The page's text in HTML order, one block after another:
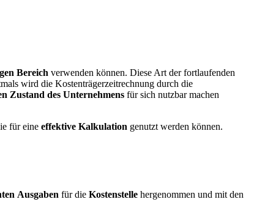
Bereich verwenden können. Diese Art der fortlaufenden
wird die Kostenträgerzeitrechnung durch die
Zustand des Unternehmens für sich nutzbar machen
für eine effektive Kalkulation genutzt werden können.
Ausgaben für die Kostenstelle hergenommen und mit den